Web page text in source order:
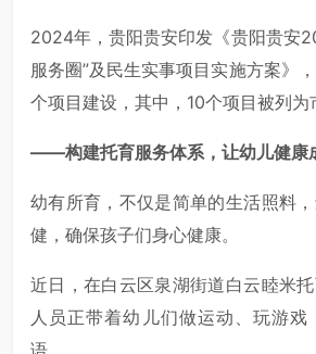
2024年，贵阳贵安印发《贵阳贵安
服务圈”及民生实事项目实施方案》
个项目建设，其中，10个项目被列为
——构建托育服务体系，让幼儿健康
幼有所育，不仅是简单的生活照料
健，确保孩子们身心健康。
近日，在白云区泉湖街道白云睦米
人员正带着幼儿们做运动、玩游戏